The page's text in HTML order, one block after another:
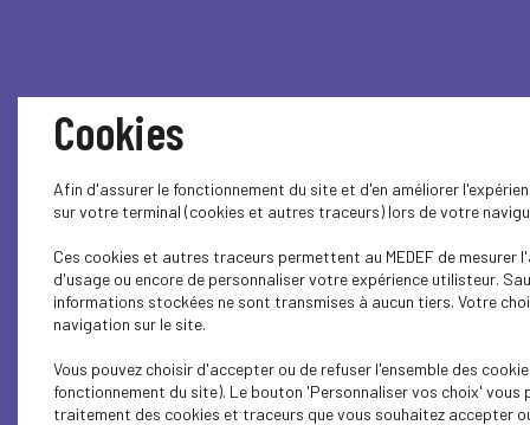
Cookies
Afin d'assurer le fonctionnement du site et d'en améliorer
sur votre terminal (cookies et autres traceurs) lors de votre
Ces cookies et autres traceurs permettent au MEDEF de
d'usage ou encore de personnaliser votre expérience utilisteur.
informations stockées ne sont transmises à aucun tiers. Votre
navigation sur le site.
Vous pouvez choisir d'accepter ou de refuser l'ensemble des
fonctionnement du site). Le bouton 'Personnaliser vos choix'
traitement des cookies et traceurs que vous souhaitez accepter